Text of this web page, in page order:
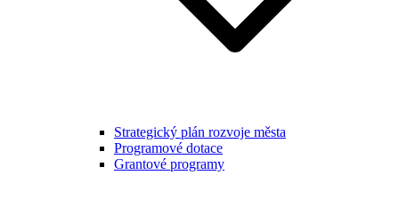
Strategický plán rozvoje města
Programové dotace
Grantové programy